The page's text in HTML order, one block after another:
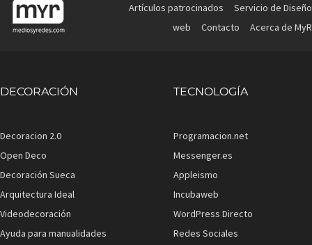
Artículos patrocinados
Servicio de Diseño
web
Contacto Acerca de MyR
DECORACIÓN
Decoracion 2.0
Open Deco
Decoración Sueca
Arquitectura Ideal
Videodecoración
Ayuda para manualidades
TECNOLOGÍA
Programacion.net
Messenger.es
Appleismo
Incubaweb
WordPress Directo
Redes Sociales